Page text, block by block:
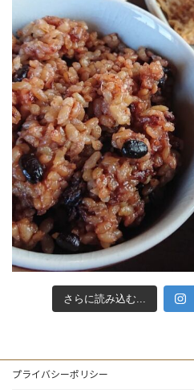
さらに読み込む...
プライバシーポリシー